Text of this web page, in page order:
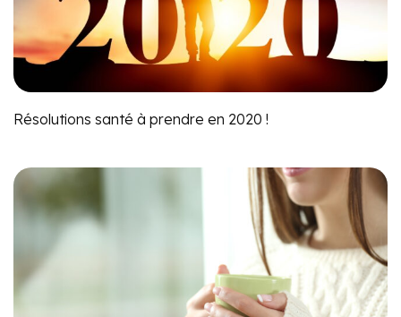
Résolutions santé à prendre en 2020 !